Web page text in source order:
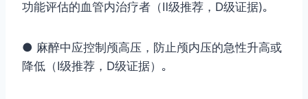
功能评估的血管内治疗者（Ⅱ级推荐，D级证据)｡
● 麻醉中应控制颅高压，防止颅内压的急性升高或
降低（Ⅰ级推荐，D级证据）｡